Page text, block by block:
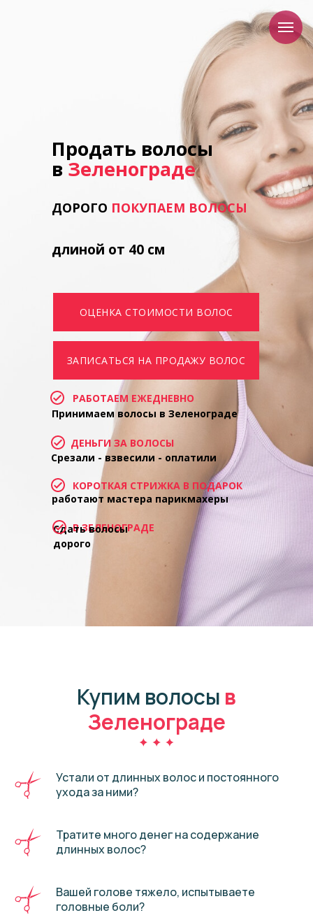
ДОРОГО ПОКУПАЕМ ВОЛОСЫ
длиной от 40 см
ЗАПИСАТЬСЯ НА ПРОДАЖУ ВОЛОС
РАБОТАЕМ ЕЖЕДНЕВНО
Принимаем волосы в Зеленограде
КОРОТКАЯ СТРИЖКА В ПОДАРОК
работают мастера парикмахеры
В ЗЕЛЕНОГРАДЕ
Сдать волосы
дорого
ДЕНЬГИ ЗА ВОЛОСЫ
Срезали - взвесили - оплатили
Продать волосы
вЗеленограде
ОЦЕНКА СТОИМОСТИ ВОЛОС
Купим волосы в
Зеленограде
Устали от длинных волос и постоянного
ухода за ними?
Тратите много денег на содержание
длинных волос?
Вашей голове тяжело, испытываете
головные боли?